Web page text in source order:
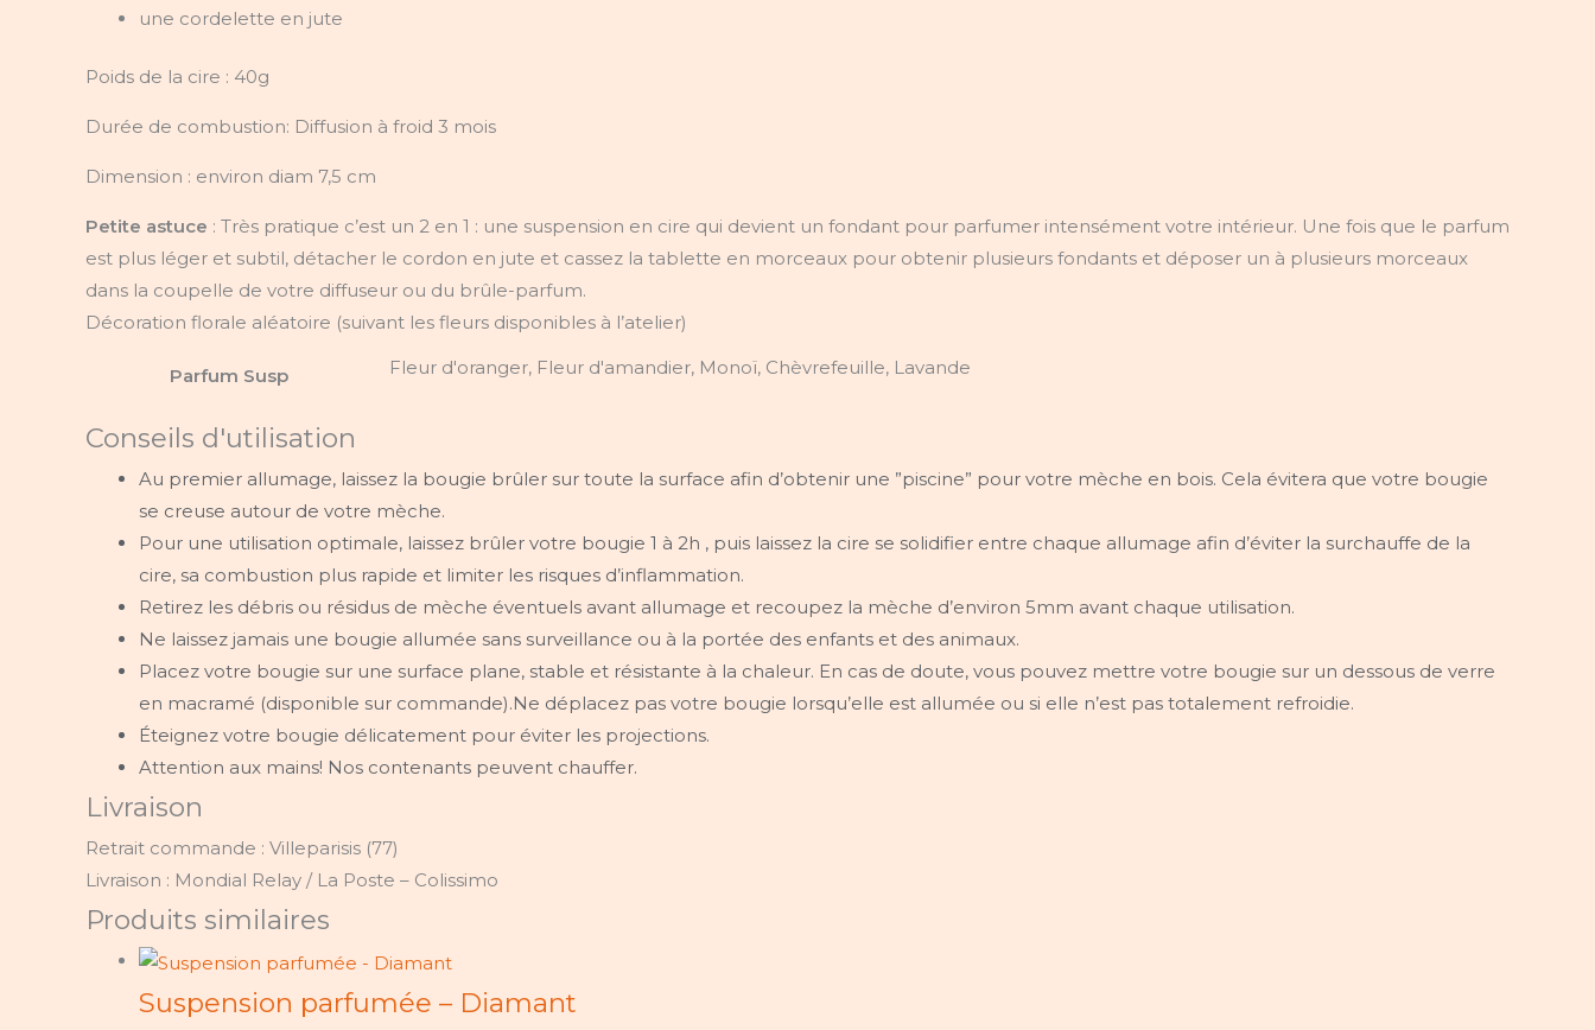
une cordelette en jute
Poids de la cire : 40g
Durée de combustion: Diffusion à froid 3 mois
Dimension : environ diam 7,5 cm
Petite astuce : Très pratique c’est un 2 en 1 : une suspension en cire qui devient un fondant pour parfumer intensément votre intérieur. Une fois que le parfum
est plus léger et subtil, détacher le cordon en jute et cassez la tablette en morceaux pour obtenir plusieurs fondants et déposer un à plusieurs morceaux
dans la coupelle de votre diffuseur ou du brûle-parfum.
Décoration florale aléatoire (suivant les fleurs disponibles à l’atelier)
Parfum Susp Fleur d'oranger, Fleur d'amandier, Monoï, Chèvrefeuille, Lavande
Conseils d'utilisation
Au premier allumage, laissez la bougie brûler sur toute la surface afin d’obtenir une ”piscine” pour votre mèche en bois. Cela évitera que votre bougie
se creuse autour de votre mèche.
Pour une utilisation optimale, laissez brûler votre bougie 1 à 2h , puis laissez la cire se solidifier entre chaque allumage afin d’éviter la surchauffe de la
cire, sa combustion plus rapide et limiter les risques d’inflammation.
Retirez les débris ou résidus de mèche éventuels avant allumage et recoupez la mèche d’environ 5mm avant chaque utilisation.
Ne laissez jamais une bougie allumée sans surveillance ou à la portée des enfants et des animaux.
Placez votre bougie sur une surface plane, stable et résistante à la chaleur. En cas de doute, vous pouvez mettre votre bougie sur un dessous de verre
en macramé (disponible sur commande).Ne déplacez pas votre bougie lorsqu’elle est allumée ou si elle n’est pas totalement refroidie.
Éteignez votre bougie délicatement pour éviter les projections.
Attention aux mains! Nos contenants peuvent chauffer.
Livraison
Retrait commande : Villeparisis (77)
Livraison : Mondial Relay / La Poste – Colissimo
Produits similaires
Suspension parfumée – Diamant